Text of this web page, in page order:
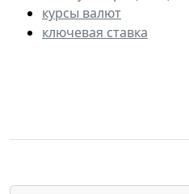
курсы валют
ключевая ставка